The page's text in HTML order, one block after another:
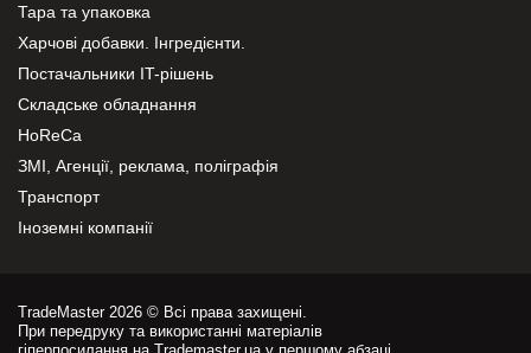
Тара та упаковка
Харчові добавки. Інгредієнти.
Постачальники IT-рішень
Складське обладнання
HoReCa
ЗМІ, Агенції, реклама, поліграфія
Транспорт
Іноземні компанії
TradeMaster 2026 © Всі права захищені.
При передруку та використанні матеріалів